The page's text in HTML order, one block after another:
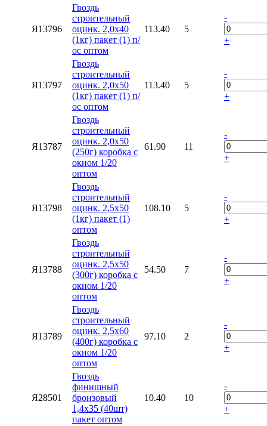
Я13796
Гвоздь
строительный
оцинк. 2,0х40
(1кг) пакет (1) п/
ос оптом
113.40 5
-
+
Я13797
Гвоздь
строительный
оцинк. 2,0х50
(1кг) пакет (1) п/
ос оптом
113.40 5
-
+
Я13787
Гвоздь
строительный
оцинк. 2,0х50
(250г) коробка с
окном 1/20
оптом
61.90 11
-
+
Я13798
Гвоздь
строительный
оцинк. 2,5х50
(1кг) пакет (1)
оптом
108.10 5
-
+
Я13788
Гвоздь
строительный
оцинк. 2,5х50
(300г) коробка с
окном 1/20
оптом
54.50 7
-
+
Я13789
Гвоздь
строительный
оцинк. 2,5х60
(400г) коробка с
окном 1/20
оптом
97.10 2
-
+
Я28501
Гвоздь
финишный
бронзовый
1,4х35 (40шт)
пакет оптом
10.40 10
-
+